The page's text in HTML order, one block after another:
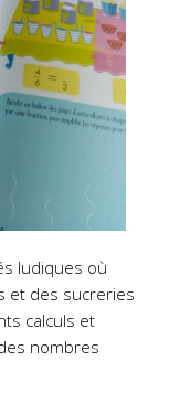
ludiques où
et des sucreries
calculs et
nombres